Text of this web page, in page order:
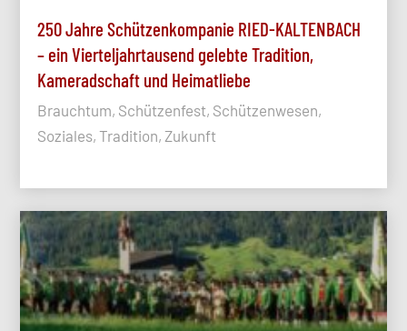
250 Jahre Schützenkompanie RIED-KALTENBACH
– ein Vierteljahrtausend gelebte Tradition,
Kameradschaft und Heimatliebe
Brauchtum, Schützenfest, Schützenwesen,
Soziales, Tradition, Zukunft